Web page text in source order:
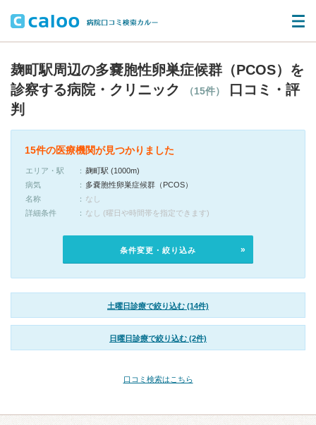
麹町駅周辺の多嚢胞性卵巣症候群（PCOS）を
診察する病院・クリニック
（15件）
口コミ・評
判
15件の医療機関が見つかりました
エリア・駅
麹町駅 (1000m)
病気
多嚢胞性卵巣症候群（PCOS）
名称
なし
詳細条件
なし (曜日や時間帯を指定できます)
条件変更・絞り込み
土曜日診療で絞り込む (14件)
日曜日診療で絞り込む (2件)
口コミ検索はこちら